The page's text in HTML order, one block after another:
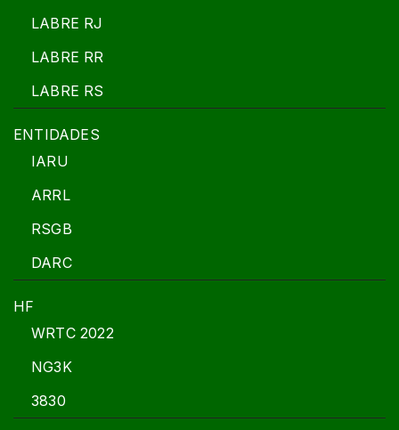
LABRE RJ
LABRE RR
LABRE RS
ENTIDADES
IARU
ARRL
RSGB
DARC
HF
WRTC 2022
NG3K
3830